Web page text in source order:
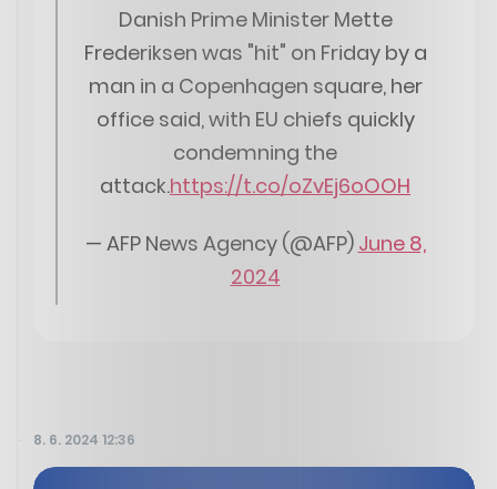
Danish Prime Minister Mette
Frederiksen was "hit" on Friday by a
man in a Copenhagen square, her
office said, with EU chiefs quickly
condemning the
attack.https://t.co/oZvEj6oOOH
— AFP News Agency (@AFP) June 8,
2024
8. 6. 2024 12:36